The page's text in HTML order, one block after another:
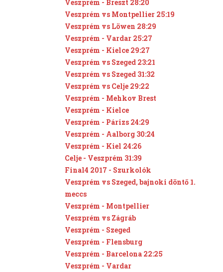
Veszprém - Breszt 28:20
Veszprém vs Montpellier 25:19
Veszprém vs Löwen 28:29
Veszprém - Vardar 25:27
Veszprém - Kielce 29:27
Veszprém vs Szeged 23:21
Veszprém vs Szeged 31:32
Veszprém vs Celje 29:22
Veszprém - Mehkov Brest
Veszprém - Kielce
Veszprém - Párizs 24:29
Veszprém - Aalborg 30:24
Veszprém - Kiel 24:26
Celje - Veszprém 31:39
Final4 2017 - Szurkolók
Veszprém vs Szeged, bajnoki döntő 1.
meccs
Veszprém - Montpellier
Veszprém vs Zágráb
Veszprém - Szeged
Veszprém - Flensburg
Veszprém - Barcelona 22:25
Veszprém - Vardar